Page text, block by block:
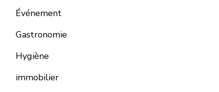
Événement
Gastronomie
Hygiène
immobilier